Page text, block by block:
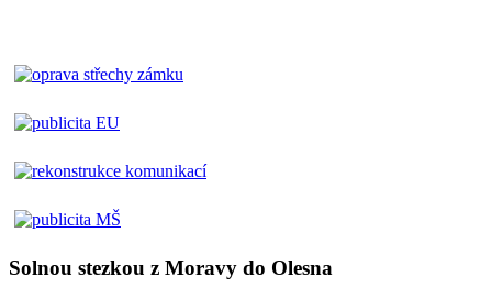
Solnou stezkou z Moravy do Olesna